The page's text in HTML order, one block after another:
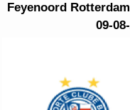
موعد مباراة Sparta Rotterdam ضد Feyenoord Rotterdam